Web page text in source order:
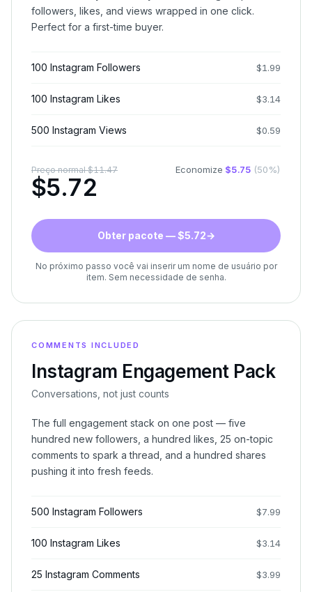
followers, likes, and views wrapped in one click.
Perfect for a first-time buyer.
100 Instagram Followers $1.99
100 Instagram Likes $3.14
500 Instagram Views $0.59
Preço normal$11.47
$5.72
Economize $5.75 (50%)
Obter pacote — $5.72→
No próximo passo você vai inserir um nome de usuário por
item. Sem necessidade de senha.
COMMENTS INCLUDED
Instagram Engagement Pack
Conversations, not just counts
The full engagement stack on one post — five
hundred new followers, a hundred likes, 25 on-topic
comments to spark a thread, and a hundred shares
pushing it into fresh feeds.
500 Instagram Followers $7.99
100 Instagram Likes $3.14
25 Instagram Comments $3.99